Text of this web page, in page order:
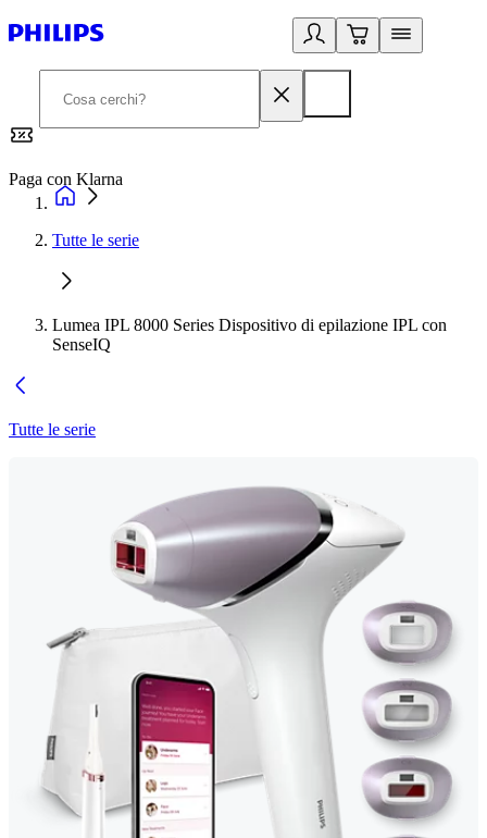
Paga con Klarna
Tutte le serie
Lumea IPL 8000 Series Dispositivo di epilazione IPL con
SenseIQ
Tutte le serie